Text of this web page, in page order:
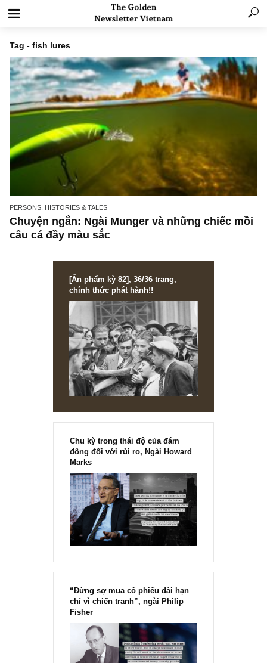
Tag - fish lures
PERSONS, HISTORIES & TALES
câu cá đầy màu sắc
[Ấn phẩm kỳ 82], 36/36 trang,
chính thức phát hành!!
Chu kỳ trong thái độ của đám
đông đối với rủi ro, Ngài Howard
Marks
“Đừng sợ mua cổ phiếu dài hạn